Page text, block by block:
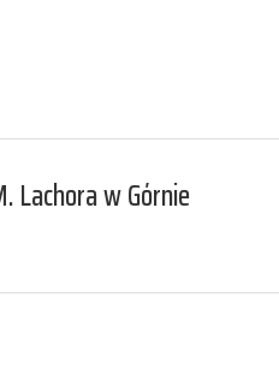
Lachora w Górnie